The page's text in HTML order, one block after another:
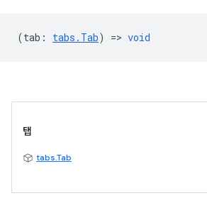
(tab : tabs.Tab) => void
탭
tabs.Tab